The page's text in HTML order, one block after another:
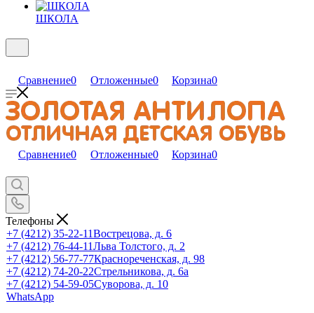
ШКОЛА
Сравнение0 Отложенные0 Корзина0
Сравнение0 Отложенные0 Корзина0
Телефоны
+7 (4212) 35-22-11Вострецова, д. 6
+7 (4212) 76-44-11Льва Толстого, д. 2
+7 (4212) 56-77-77Краснореченская, д. 98
+7 (4212) 74-20-22Стрельникова, д. 6а
+7 (4212) 54-59-05Суворова, д. 10
WhatsApp